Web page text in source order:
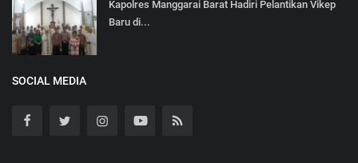
Kapolres Manggarai Barat Hadiri Pelantikan Vikep
Baru di...
SOCIAL MEDIA